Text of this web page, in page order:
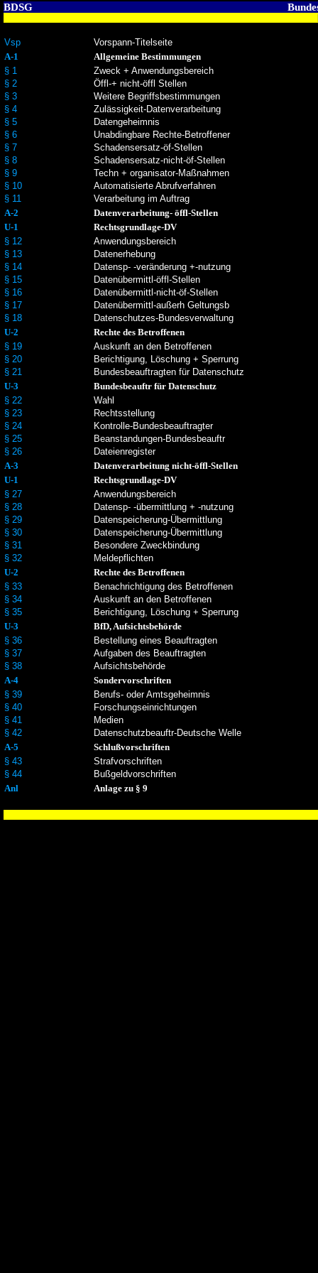
BDSG
Vsp
Vorspann-Titelseite
A-1
Allgemeine Bestimmungen
§ 1
§ 2
§ 3
§ 4
§ 5
§ 6
§ 7
§ 8
§ 9
§ 10
§ 11
Zweck + Anwendungsbereich
Öffl-+ nicht-öffl Stellen
Weitere Begriffsbestimmungen
Zulässigkeit-Datenverarbeitung
Datengeheimnis
Unabdingbare Rechte-Betroffener
Schadensersatz-öf-Stellen
Schadensersatz-nicht-öf-Stellen
Techn + organisator-Maßnahmen
Automatisierte Abrufverfahren
Verarbeitung im Auftrag
A-2
Datenverarbeitung- öffl-Stellen
U-1
Rechtsgrundlage-DV
§ 12
§ 13
§ 14
§ 15
§ 16
§ 17
§ 18
Anwendungsbereich
Datenerhebung
Datensp- -veränderung +-nutzung
Datenübermittl-öffl-Stellen
Datenübermittl-nicht-öf-Stellen
Datenübermittl-außerh Geltungsb
Datenschutzes-Bundesverwaltung
U-2
Rechte des Betroffenen
§ 19
§ 20
§ 21
Auskunft an den Betroffenen
Berichtigung, Löschung + Sperrung
Bundesbeauftragten für Datenschutz
U-3
Bundesbeauftr für Datenschutz
§ 22
§ 23
§ 24
§ 25
§ 26
Wahl
Rechtsstellung
Kontrolle-Bundesbeauftragter
Beanstandungen-Bundesbeauftr
Dateienregister
A-3
Datenverarbeitung nicht-öffl-Stellen
U-1
Rechtsgrundlage-DV
§ 27
§ 28
§ 29
§ 30
§ 31
§ 32
Anwendungsbereich
Datensp- -übermittlung + -nutzung
Datenspeicherung-Übermittlung
Datenspeicherung-Übermittlung
Besondere Zweckbindung
Meldepflichten
U-2
Rechte des Betroffenen
§ 33
§ 34
§ 35
Benachrichtigung des Betroffenen
Auskunft an den Betroffenen
Berichtigung, Löschung + Sperrung
U-3
BfD, Aufsichtsbehörde
§ 36
§ 37
§ 38
Bestellung eines Beauftragten
Aufgaben des Beauftragten
Aufsichtsbehörde
A-4
Sondervorschriften
§ 39
§ 40
§ 41
§ 42
Berufs- oder Amtsgeheimnis
Forschungseinrichtungen
Medien
Datenschutzbeauftr-Deutsche Welle
A-5
Schlußvorschriften
§ 43
§ 44
Strafvorschriften
Bußgeldvorschriften
Anl
Anlage zu § 9